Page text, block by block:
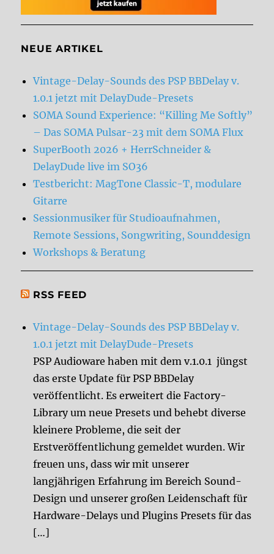
NEUE ARTIKEL
Vintage-Delay-Sounds des PSP BBDelay v.
1.0.1 jetzt mit DelayDude-Presets
SOMA Sound Experience: “Killing Me Softly”
– Das SOMA Pulsar-23 mit dem SOMA Flux
SuperBooth 2026 + HerrSchneider &
DelayDude live im SO36
Testbericht: MagTone Classic-T, modulare
Gitarre
Sessionmusiker für Studioaufnahmen,
Remote Sessions, Songwriting, Sounddesign
Workshops & Beratung
RSS FEED
Vintage-Delay-Sounds des PSP BBDelay v.
1.0.1 jetzt mit DelayDude-Presets
PSP Audioware haben mit dem v.1.0.1 jüngst
das erste Update für PSP BBDelay
veröffentlicht. Es erweitert die Factory-
Library um neue Presets und behebt diverse
kleinere Probleme, die seit der
Erstveröffentlichung gemeldet wurden. Wir
freuen uns, dass wir mit unserer
langjährigen Erfahrung im Bereich Sound-
Design und unserer großen Leidenschaft für
Hardware-Delays und Plugins Presets für das
[…]